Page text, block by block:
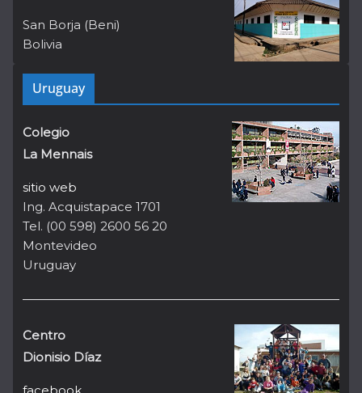
San Borja (Beni)
Bolivia
Uruguay
Colegio
La Mennais
sitio web
Ing. Acquistapace 1701
Tel. (00 598) 2600 56 20
Montevideo
Uruguay
Centro
Dionisio Díaz